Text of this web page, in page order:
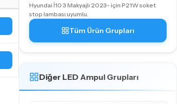
Hyundai İ10 3 Makyajlı 2023- için P21W soket
stop lambası uyumlu.
Tüm Ürün Grupları
Diğer LED Ampul Grupları